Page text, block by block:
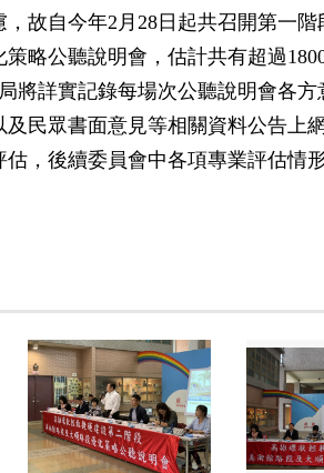
故自今年2月28日起共召開第一階
略公聽說明會，估計共有超過
將詳實記錄每場次公聽說明會各方
民眾書面意見等相關資料公告上
，後續委員會中各項專業評估情